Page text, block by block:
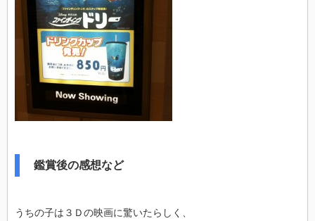
鑑賞後の感想など
うちの子は３Ｄの映画に驚いたらしく、